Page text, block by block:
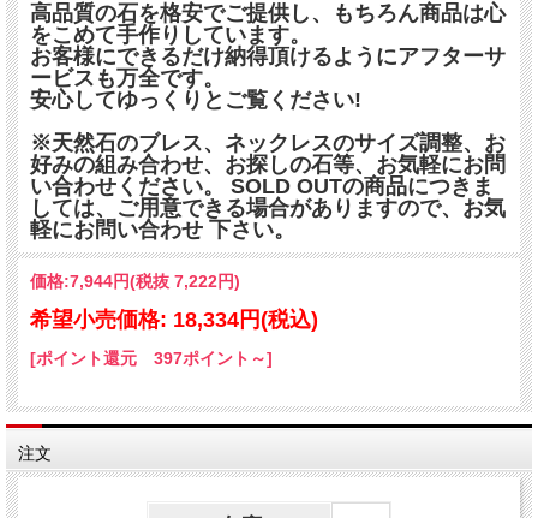
高品質の石を格安でご提供し、もちろん商品は心
をこめて手作りしています。
お客様にできるだけ納得頂けるようにアフターサ
ービスも万全です。
安心してゆっくりとご覧ください!
※天然石のブレス、ネックレスのサイズ調整、お
好みの組み合わせ、お探しの石等、お気軽にお問
い合わせください。 SOLD OUTの商品につきま
しては、ご用意できる場合がありますので、お気
軽にお問い合わせ 下さい。
価格:7,944円(税抜 7,222円)
希望小売価格: 18,334円(税込)
[ポイント還元 397ポイント～]
注文